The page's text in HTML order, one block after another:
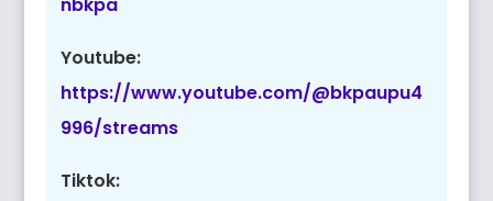
Youtube:
https://www.youtube.com/@bkpaupu4
996/streams
Tiktok: